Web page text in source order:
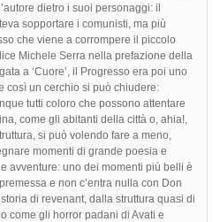
dietro i suoi personaggi: il
sopportare i comunisti, ma più
che viene a corrompere il piccolo
Michele Serra nella prefazione della
a ‘Cuore’, il Progresso era poi uno
così un cerchio si può chiudere:
tutti coloro che possono attentare
come gli abitanti della città o, ahia!,
si può volendo fare a meno,
momenti di grande poesia e
avventure: uno dei momenti più belli è
e non c’entra nulla con Don
di revenant, dalla struttura quasi di
come gli horror padani di Avati e